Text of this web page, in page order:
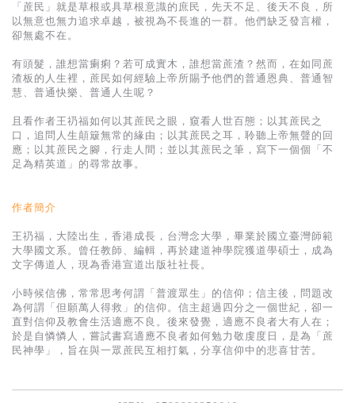
電子書
「蔗民」就是草根或具草根意識的庶民，先天不足、後天不良，所
以無意也無力追求卓越，被視為不長進的一群。他們缺乏發言權，
卻無處不在。
有頭髮，誰想當瘌痢？若可成實木，誰想當蔗渣？然而，在如同蔗
渣板的人生裡，蔗民如何經驗上帝所賜予他們的普通恩典、普通智
慧、普通快樂、普通人生呢？
且看作者王礽福如何以其蔗民之眼，窺看人世百態；以其蔗民之
口，追問人生顛簸無常的緣由；以其蔗民之耳，聆聽上帝無聲的回
應；以其蔗民之腳，行走人間；並以其蔗民之筆，寫下一個個「不
足為精英道」的尋常故事。
作者簡介
王礽福，大陸出生，香港成長，台灣念大學，畢業於國立臺灣師範
大學國文系。曾任教師、編輯，再於建道神學院獲道學碩士，成為
文字傳道人，現為香港宣道出版社社長。
小時候信佛，常常思考何謂「普渡眾生」的信仰；信主後，問題改
為何謂「但願萬人得救」的信仰。信主超過四分之一個世紀，卻一
直對信仰及教會生活適應不良。後來發覺，適應不良者大有人在；
於是自憐憐人，嘗試書寫適應不良者如何勉力敬虔度日，是為「蔗
民神學」，旨在與一眾蔗民互相打氣，分享信仰中的悲喜甘苦。